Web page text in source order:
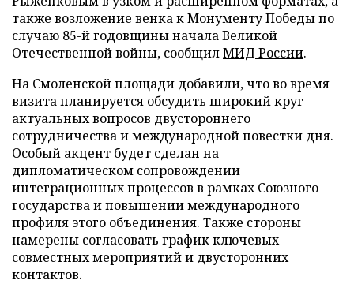
также возложение венка к Монументу Победы по
случаю 85-й годовщины начала Великой
Отечественной войны, сообщилМИД России.
На Смоленской площади добавили, что во время
визита планируется обсудить широкий круг
актуальных вопросов двустороннего
сотрудничества и международной повестки дня.
Особый акцент будет сделан на
дипломатическом сопровождении
интеграционных процессов в рамках Союзного
государства и повышении международного
профиля этого объединения. Также стороны
намерены согласовать график ключевых
совместных мероприятий и двусторонних
контактов.